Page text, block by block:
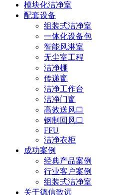
模块化洁净室
配套设备
组装式洁净室
一体化设备包
智能风淋室
无尘室工程
洁净棚
传递窗
洁净工作台
洁净门窗
高效送风口
钢制回风口
FFU
洁净衣柜
成功案例
经典产品案例
行业客户案例
组装式洁净室
关于德信致远